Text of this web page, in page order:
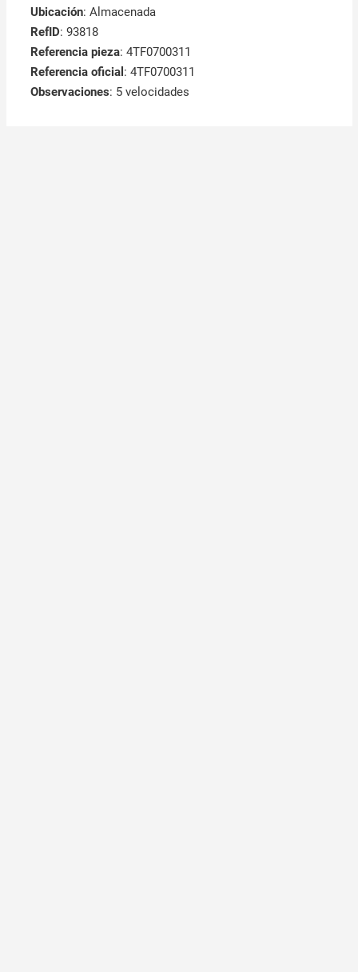
Ubicación: Almacenada
RefID: 93818
Referencia pieza: 4TF0700311
Referencia oficial : 4TF0700311
Observaciones: 5 velocidades